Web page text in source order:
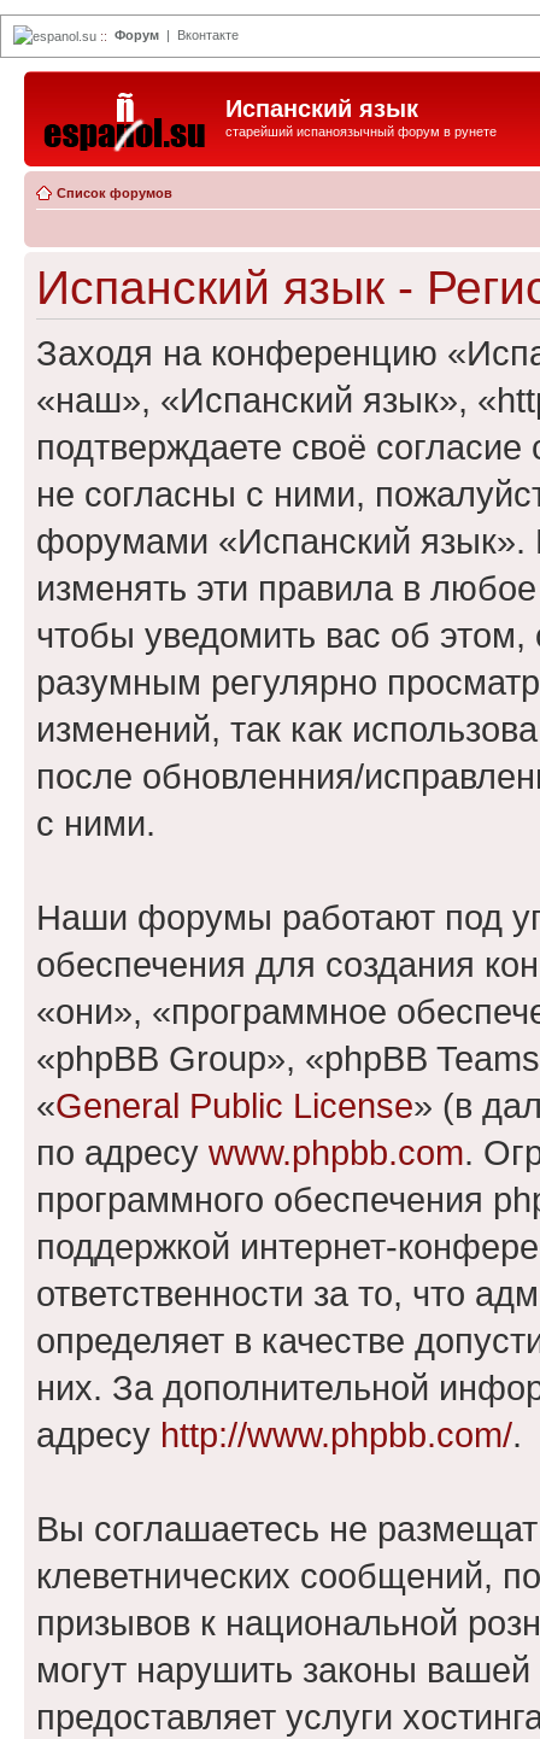
espanol.su :: Форум | Вконтакте
Испанский язык
старейший испаноязычный форум в рунете
Список форумов
Испанский язык -
Заходя на конференцию
«наш», «Испанский язык»,
подтверждаете своё
не согласны с ними,
форумами «Испанский
изменять эти правила в
чтобы уведомить вас об
разумным регулярно
изменений, так как
после обновленния/
с ними.
Наши форумы работают под
обеспечения для создания
«они», «программное
«phpBB Group», «phpBB
«General Public License» (в
по адресу www.phpbb.com.
программного обеспечения
поддержкой интернет-
ответственности за то, что
определяет в качестве
них. За дополнительной
адресу http://www.phpbb.com/.
Вы соглашаетесь не
клеветнических сообщений,
призывов к национальной
могут нарушить законы
предоставляет услуги